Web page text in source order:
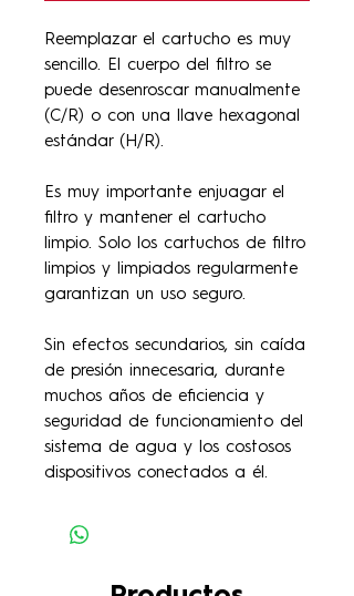
Reemplazar el cartucho es muy
sencillo. El cuerpo del filtro se
puede desenroscar manualmente
(C/R) o con una llave hexagonal
estándar (H/R).
Es muy importante enjuagar el
filtro y mantener el cartucho
limpio. Solo los cartuchos de filtro
limpios y limpiados regularmente
garantizan un uso seguro.
Sin efectos secundarios, sin caída
de presión innecesaria, durante
muchos años de eficiencia y
seguridad de funcionamiento del
sistema de agua y los costosos
dispositivos conectados a él.